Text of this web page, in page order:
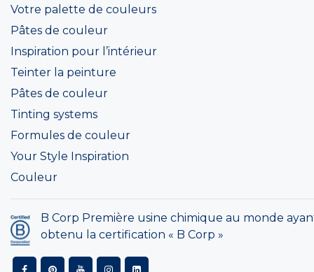
Votre palette de couleurs
Pâtes de couleur
Inspiration pour l’intérieur
Teinter la peinture
Pâtes de couleur
Tinting systems
Formules de couleur
Your Style Inspiration
Couleur
B Corp Première usine chimique au monde
obtenu la certification « B Corp »